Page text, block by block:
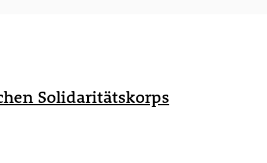
Solidaritätskorps